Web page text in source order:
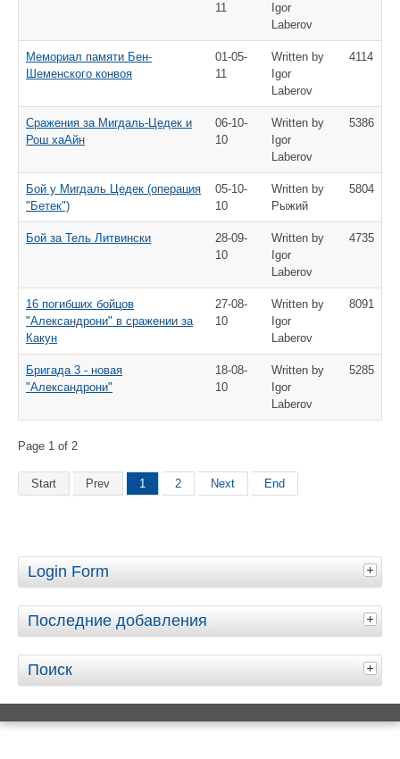
11
Igor
Laberov
Мемориал памяти Бен-
Шеменского конвоя
01-05-
11
Written by
Igor
Laberov
4114
Сражения за Мигдаль-Цедек и
Рош хаАйн
06-10-
10
Written by
Igor
Laberov
5386
Бой у Мигдаль Цедек (операция
"Бетек")
05-10-
10
Written by
Рыжий
5804
Бой за Тель Литвински
28-09-
10
Written by
Igor
Laberov
4735
16 погибших бойцов
"Александрони" в сражении за
Какун
27-08-
10
Written by
Igor
Laberov
8091
Бригада 3 - новая
"Александрони"
18-08-
10
Written by
Igor
Laberov
5285
Page 1 of 2
Start Prev 1 2 Next End
Login Form
Последние добавления
Поиск